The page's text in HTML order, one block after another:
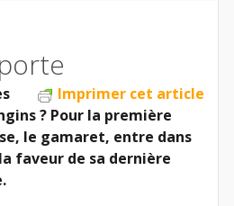
Imprimer cet article
? Pour la première
le gamaret, entre dans
faveur de sa dernière